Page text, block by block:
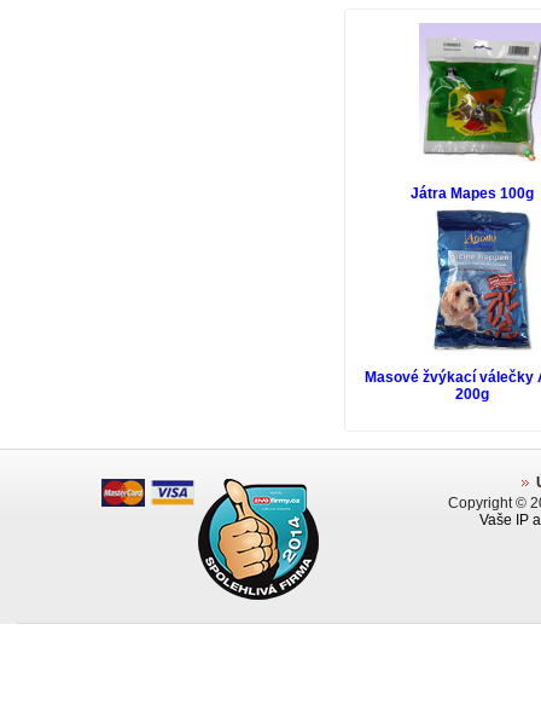
Játra Mapes 100g
Masové žvýkací válečky
200g
Copyright ©
Vaše IP